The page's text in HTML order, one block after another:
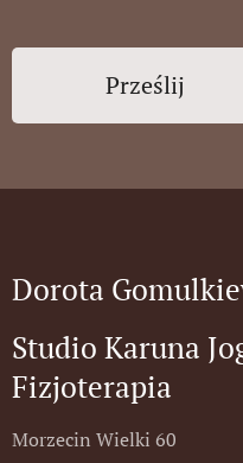
Prześlij
Dorota
Studio Karuna
Fizjoterapia
Morzecin Wielki 60